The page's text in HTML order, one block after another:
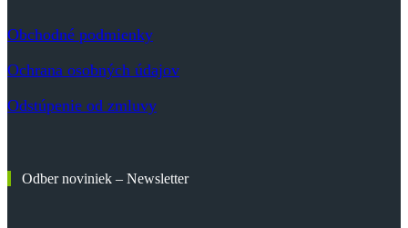
Obchodné podmienky
Ochrana osobných údajov
Odstúpenie od zmluvy
Odber noviniek – Newsletter